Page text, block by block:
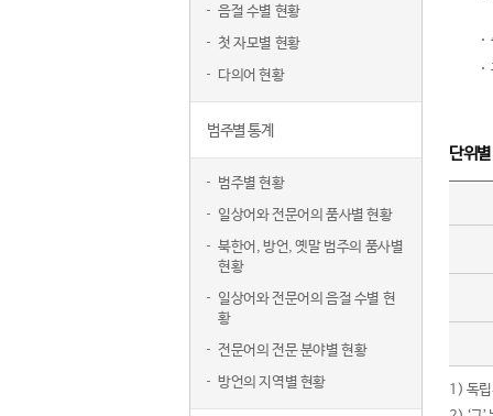
음절 수별 현황
첫 자모별 현황
다의어 현황
범주별 통계
범주별 현황
일상어와 전문어의 품사별 현황
북한어, 방언, 옛말 범주의 품사별
현황
일상어와 전문어의 음절 수별 현
황
전문어의 전문 분야별 현황
방언의 지역별 현황
단위
1) 독립